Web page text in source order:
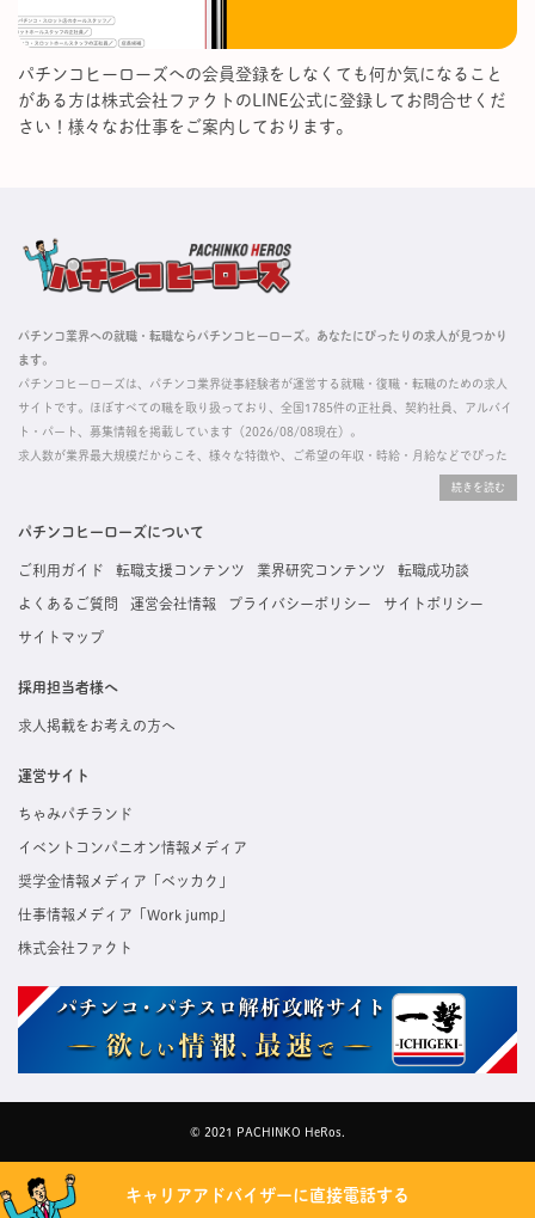
パチンコヒーローズへの会員登録をしなくても何か気になること
がある方は株式会社ファクトのLINE公式に登録してお問合せくだ
さい！様々なお仕事をご案内しております。
パチンコ業界への就職・転職ならパチンコヒーローズ。あなたにぴったりの求人が見つかり
ます。
パチンコヒーローズは、パチンコ業界従事経験者が運営する就職・復職・転職のための求人
サイトです。ほぼすべての職を取り扱っており、全国1785件の正社員、契約社員、アルバイ
ト・パート、募集情報を掲載しています（2026/08/08現在）。
求人数が業界最大規模だからこそ、様々な特徴や、ご希望の年収・時給・月給などでぴった
掲載している求人は、すべて契約法人様から寄せられた正規の求人情報です。応募いただい
た内容はすぐに直接事業所に届くためスムーズに転職・復職できます。
パチンコヒーローズについて
ご利用ガイド 転職支援コンテンツ 業界研究コンテンツ 転職成功談
よくあるご質問 運営会社情報 プライバシーポリシー サイトポリシー
サイトマップ
採用担当者様へ
求人掲載をお考えの方へ
運営サイト
ちゃみパチランド
イベントコンパニオン情報メディア
奨学金情報メディア「ベッカク」
仕事情報メディア「Work jump」
株式会社ファクト
© 2021 PACHINKO HeRos.
キャリアアドバイザーに直接電話する